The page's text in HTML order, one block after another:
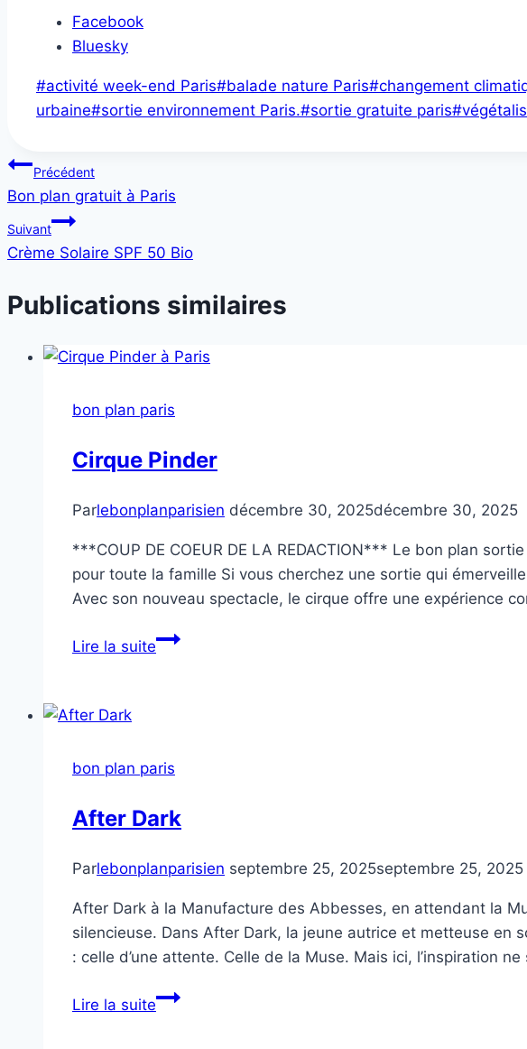
Partager
"Bon
plan
à
Paris"
Facebook
Bluesky
Étiquettes
de
#activité week-end Paris#balade nature Paris#changement
urbaine#sortie environnement Paris.#sortie gratuite paris#
Navigation
de
l’article
Précédent
Bon plan gratuit à Paris
Suivant
Crème Solaire SPF 50 Bio
Publications similaires
bon plan paris
Cirque Pinder
Parlebonplanparisien décembre 30, 2025décembre 30, 2025
***COUP DE COEUR DE LA REDACTION*** Le bon plan
pour toute la famille Si vous cherchez une sortie qui
Avec son nouveau spectacle, le cirque offre une expérience
Lire la suiteCirque
bon plan paris
After Dark
Parlebonplanparisien septembre 25, 2025septembre 25, 2025
After Dark à la Manufacture des Abbesses, en attendant la
silencieuse. Dans After Dark, la jeune autrice et metteuse en
: celle d’une attente. Celle de la Muse. Mais ici, l’inspiration
Lire la suiteAfter